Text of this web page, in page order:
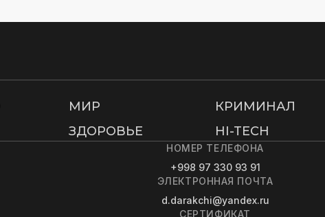
МИР КРИМИНАЛ
ЗДОРОВЬЕ HI-TECH
НОМЕР ТЕЛЕФОНА
+998 97 330 93 91
ЭЛЕКТРОННАЯ ПОЧТА
d.darakchi@yandex.ru
СЕРТИФИКАТ